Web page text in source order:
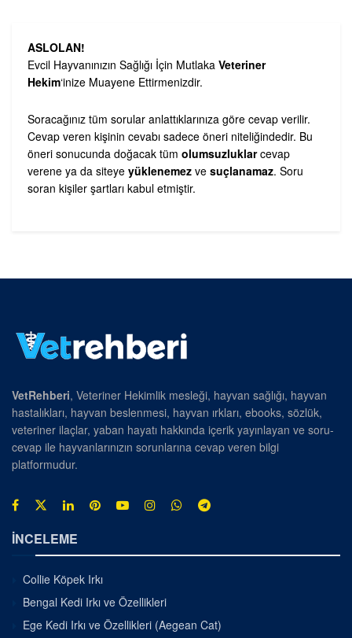
ASLOLAN!
Evcil Hayvanınızın Sağlığı İçin Mutlaka Veteriner
Hekim‘inize Muayene Ettirmenizdir.
Soracağınız tüm sorular anlattıklarınıza göre cevap verilir.
Cevap veren kişinin cevabı sadece öneri niteliğindedir. Bu
öneri sonucunda doğacak tüm olumsuzluklarcevap
verene ya da siteye yüklenemez ve suçlanamaz. Soru
soran kişiler şartları kabul etmiştir.
VetRehberi, Veteriner Hekimlik mesleği, hayvan sağlığı, hayvan
hastalıkları, hayvan beslenmesi, hayvan ırkları, ebooks, sözlük,
veteriner ilaçlar, yaban hayatı hakkında içerik yayınlayan ve soru-
cevap ile hayvanlarınızın sorunlarına cevap veren bilgi
platformudur.
İNCELEME
Collie Köpek Irkı
Bengal Kedi Irkı ve Özellikleri
Ege Kedi Irkı ve Özellikleri (Aegean Cat)